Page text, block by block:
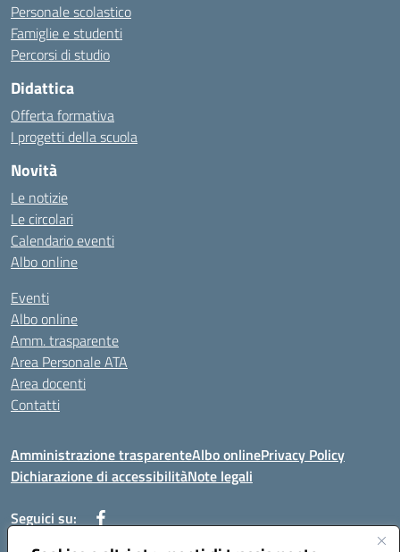
Personale scolastico
Famiglie e studenti
Percorsi di studio
Didattica
Offerta formativa
I progetti della scuola
Novità
Le notizie
Le circolari
Calendario eventi
Albo online
Eventi
Albo online
Amm. trasparente
Area Personale ATA
Area docenti
Contatti
Amministrazione trasparenteAlbo onlinePrivacy Policy
Dichiarazione di accessibilitàNote legali
Seguici su: